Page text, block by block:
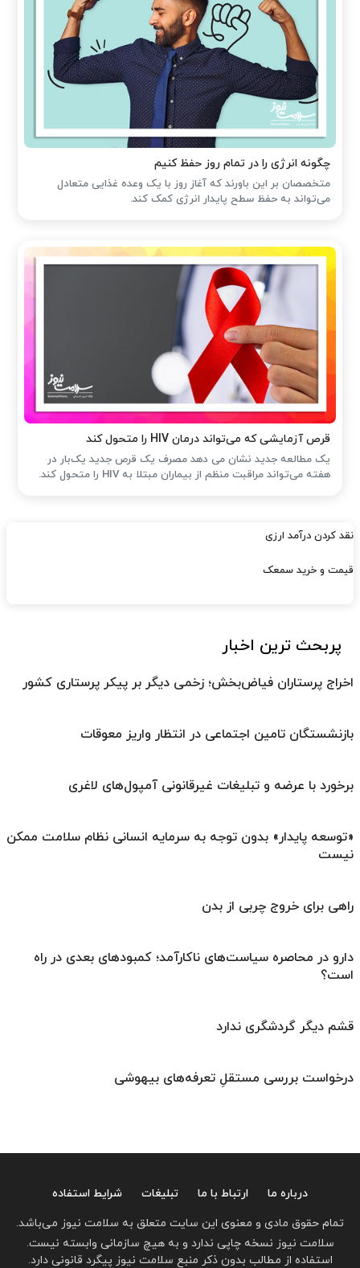
چگونه انرژی را در تمام روز حفظ کنیم
متخصصان بر این باورند که آغاز روز با یک وعده غذایی متعادل
می‌تواند به حفظ سطح پایدار انرژی کمک کند.
قرص آزمایشی که می‌تواند درمان HIV را متحول کند
یک مطالعه جدید نشان می دهد مصرف یک قرص جدید یک‌بار در
هفته می‌تواند مراقبت منظم از بیماران مبتلا به HIV را متحول کند.
نقد کردن درآمد ارزی
قیمت و خرید سمعک
پربحث ترین اخبار
اخراج پرستاران فیاض‌بخش؛ زخمی دیگر بر پیکر پرستاری کشور
بازنشستگان تامین اجتماعی در انتظار واریز معوقات
برخورد با عرضه و تبلیغات غیرقانونی آمپول‌های لاغری
«توسعه پایدار» بدون توجه به سرمایه انسانی نظام سلامت ممکن
نیست
راهی برای خروج چربی از بدن
دارو در محاصره سیاست‌های ناکارآمد؛ کمبودهای بعدی در راه
است؟
قشم دیگر گردشگری ندارد
درخواست بررسی مستقلِ تعرفه‌های بیهوشی
درباره ما ارتباط با ما تبلیغات
شرایط استفاده
تمام حقوق مادی و معنوی این سایت متعلق به سلامت نیوز می‌باشد.
سلامت نیوز نسخه چاپی ندارد و به هیچ سازمانی وابسته نیست.
استفاده از مطالب بدون ذکر منبع سلامت نیوز پیگرد قانونی دارد.